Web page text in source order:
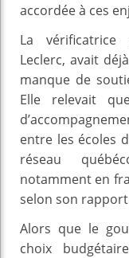
accordée à ces
La vérificatrice
Leclerc, avait
manque de
Elle relevait
entre les écoles
réseau
notamment en
selon son
Alors que le
choix